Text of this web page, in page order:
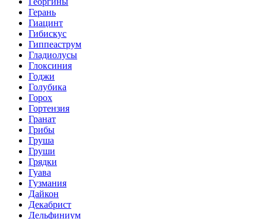
Герань
Гиацинт
Гибискус
Гиппеаструм
Гладиолусы
Глоксиния
Годжи
Голубика
Горох
Гортензия
Гранат
Грибы
Груша
Груши
Грядки
Гуава
Гузмания
Дайкон
Декабрист
Дельфиниум